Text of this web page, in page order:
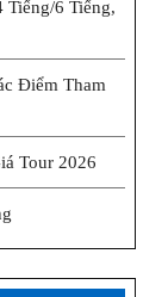
Tiếng/6 Tiếng,
Điểm Tham
Tour 2026